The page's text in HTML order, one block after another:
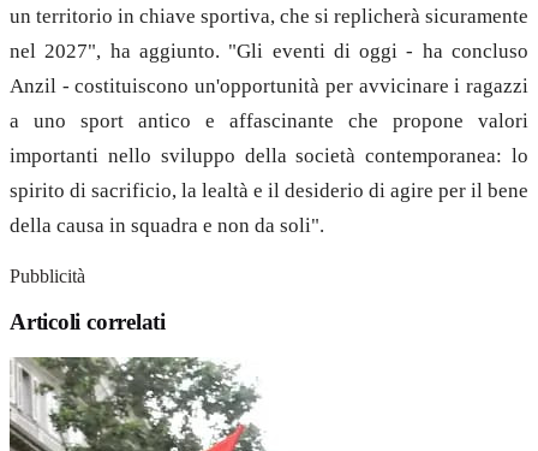
un territorio in chiave sportiva, che si replicherà sicuramente
nel 2027", ha aggiunto. "Gli eventi di oggi - ha concluso
Anzil - costituiscono un'opportunità per avvicinare i ragazzi
a uno sport antico e affascinante che propone valori
importanti nello sviluppo della società contemporanea: lo
spirito di sacrificio, la lealtà e il desiderio di agire per il bene
della causa in squadra e non da soli".
Pubblicità
Articoli correlati